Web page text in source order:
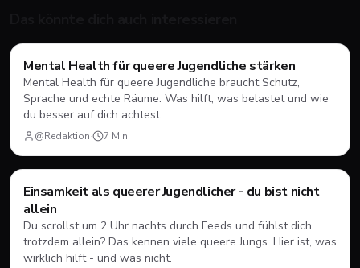
Mental Health
Mental Health für queere Jugendliche stärken
Mental Health für queere Jugendliche braucht Schutz,
Sprache und echte Räume. Was hilft, was belastet und wie
du besser auf dich achtest.
@Redaktion· 7 Min
Mental Health
Einsamkeit als queerer Jugendlicher - du bist nicht
allein
Du scrollst um 2 Uhr nachts durch Feeds und fühlst dich
trotzdem allein? Das kennen viele queere Jungs. Hier ist, was
wirklich hilft - und was nicht.